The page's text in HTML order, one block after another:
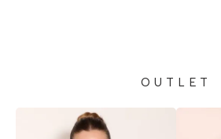
OUTLET